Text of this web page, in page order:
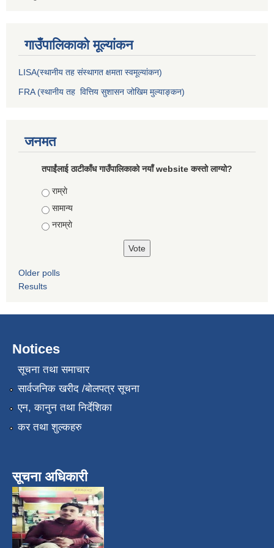
गाउँपालिकाकाे मूल्यांकन
LISA(स्थानीय तह संस्थागत क्षमता स्वमूल्यांकन)
FRA (स्थानीय तह वित्तिय सुशासन जोखिम मुल्याङ्कन)
जनमत
तपाईंलाई ठाटीकाँध गाउँपालिकाको नयाँ website कस्तो लाग्यो?
Choices
राम्राे
सामान्य
नराम्राे
Older polls
Results
Notices
सूचना तथा समाचार
सार्वजनिक खरीद /बोलपत्र सूचना
एन, कानुन तथा निर्देशिका
कर तथा शुल्कहरु
सूचना अधिकारी